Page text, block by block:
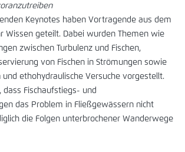
Keynotes haben Vortragende aus dem
Wissen geteilt. Dabei wurden Themen wie
zwischen Turbulenz und Fischen,
von Fischen in Strömungen sowie
ethohydraulische Versuche vorgestellt.
dass Fischaufstiegs- und
das Problem in Fließgewässern nicht
die Folgen unterbrochener Wanderwege